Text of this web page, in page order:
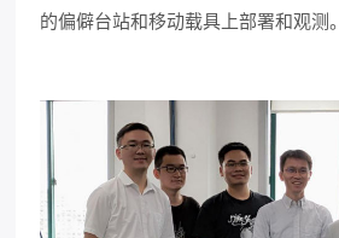
的偏僻台站和移动载具上部署和观测。